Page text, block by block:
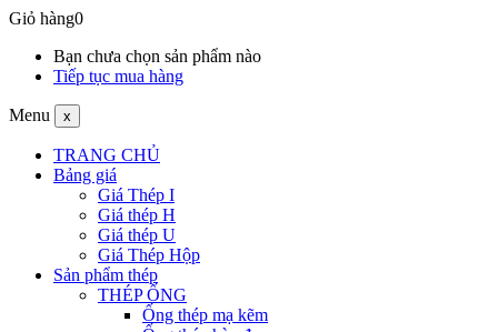
Giỏ hàng0
Bạn chưa chọn sản phẩm nào
Tiếp tục mua hàng
Menu x
TRANG CHỦ
Bảng giá
Giá Thép I
Giá thép H
Giá thép U
Giá Thép Hộp
Sản phẩm thép
THÉP ỐNG
Ống thép mạ kẽm